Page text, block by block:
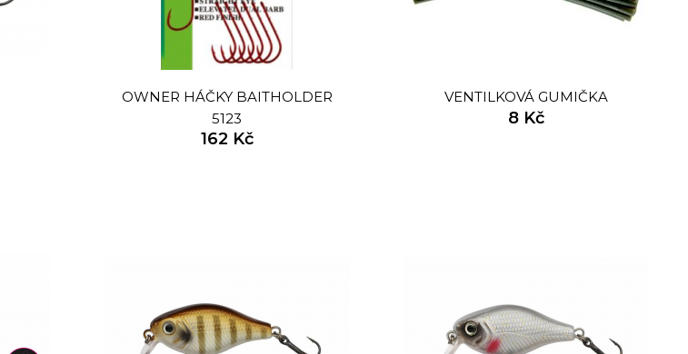
OWNER HÁČKY BAITHOLDER
5123
162 Kč
VENTILKOVÁ GUMIČKA
8 Kč